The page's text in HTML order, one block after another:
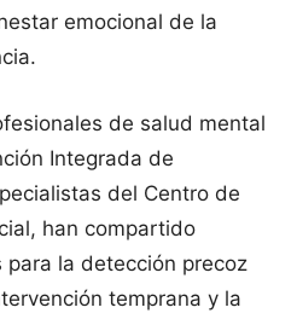
emocional de la
de salud mental
Integrada de
del Centro de
han compartido
la detección precoz
temprana y la